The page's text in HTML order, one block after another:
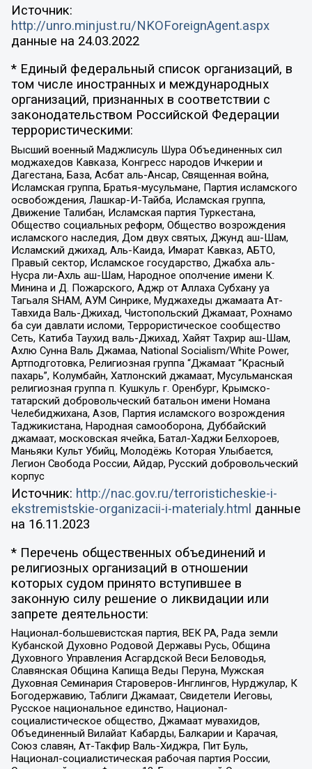
Источник:
http://unro.minjust.ru/NKOForeignAgent.aspx
данные на 24.03.2022
* Единый федеральный список организаций, в
том числе иностранных и международных
организаций, признанных в соответствии с
законодательством Российской Федерации
террористическими:
Высший военный Маджлисуль Шура Объединенных сил
моджахедов Кавказа, Конгресс народов Ичкерии и
Дагестана, База, Асбат аль-Ансар, Священная война,
Исламская группа, Братья-мусульмане, Партия исламского
освобождения, Лашкар-И-Тайба, Исламская группа,
Движение Талибан, Исламская партия Туркестана,
Общество социальных реформ, Общество возрождения
исламского наследия, Дом двух святых, Джунд аш-Шам,
Исламский джихад, Аль-Каида, Имарат Кавказ, АБТО,
Правый сектор, Исламское государство, Джабха аль-
Нусра ли-Ахль аш-Шам, Народное ополчение имени К.
Минина и Д. Пожарского, Аджр от Аллаха Субхану уа
Тагьаля SHAM, АУМ Синрике, Муджахеды джамаата Ат-
Тавхида Валь-Джихад, Чистопольский Джамаат, Рохнамо
ба суи давлати исломи, Террористическое сообщество
Сеть, Катиба Таухид валь-Джихад, Хайят Тахрир аш-Шам,
Ахлю Сунна Валь Джамаа, National Socialism/White Power,
Артподготовка, Религиозная группа “Джамаат “Красный
пахарь”, Колумбайн, Хатлонский джамаат, Мусульманская
религиозная группа п. Кушкуль г. Оренбург, Крымско-
татарский добровольческий батальон имени Номана
Челебиджихана, Азов, Партия исламского возрождения
Таджикистана, Народная самооборона, Дуббайский
джамаат, московская ячейка, Батал-Хаджи Белхороев,
Маньяки Культ Убийц, Молодёжь Которая Улыбается,
Легион Свобода России, Айдар, Русский добровольческий
корпус
Источник: http://nac.gov.ru/terroristicheskie-i-
ekstremistskie-organizacii-i-materialy.html данные
на 16.11.2023
* Перечень общественных объединений и
религиозных организаций в отношении
которых судом принято вступившее в
законную силу решение о ликвидации или
запрете деятельности:
Национал-большевистская партия, ВЕК РА, Рада земли
Кубанской Духовно Родовой Державы Русь, Община
Духовного Управления Асгардской Веси Беловодья,
Славянская Община Капища Веды Перуна, Мужская
Духовная Семинария Староверов-Инглингов, Нурджулар, К
Богодержавию, Таблиги Джамаат, Свидетели Иеговы,
Русское национальное единство, Национал-
социалистическое общество, Джамаат мувахидов,
Объединенный Вилайат Кабарды, Балкарии и Карачая,
Союз славян, Ат-Такфир Валь-Хиджра, Пит Буль,
Национал-социалистическая рабочая партия России,